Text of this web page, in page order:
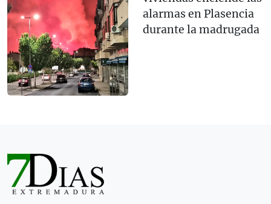
alarmas en Plasencia
durante la madrugada